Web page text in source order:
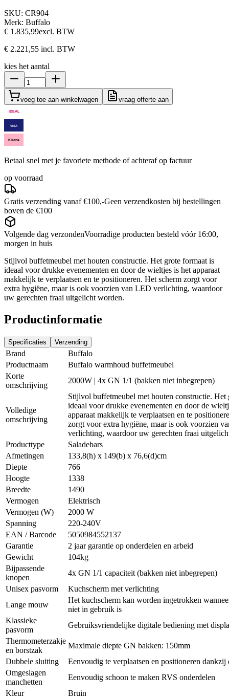
SKU: CR904
Merk: Buffalo
€ 1.835,99excl. BTW
€ 2.221,55 incl. BTW
kies het aantal
voeg toe aan winkelwagen vraag offerte aan
iDEAL
VISA
Klarna
Betaal snel met je favoriete methode of achteraf op factuur
op voorraad
Gratis verzending vanaf €100,-Geen verzendkosten bij bestellingen
boven de €100
Volgende dag verzondenVoorradige producten besteld vóór 16:00,
morgen in huis
Stijlvol buffetmeubel met houten constructie. Het grote formaat is
ideaal voor drukke evenementen en door de wieltjes is het apparaat
makkelijk te verplaatsen en te positioneren. Het scherm zorgt voor
extra hygiëne, maar is ook voorzien van LED verlichting, waardoor
uw gerechten fraai uitgelicht worden.
Productinformatie
Specificaties Verzending
Brand
Buffalo
Productnaam
Buffalo warmhoud buffetmeubel
Korte
omschrijving
2000W | 4x GN 1/1 (bakken niet inbegrepen)
Volledige
omschrijving
Stijlvol buffetmeubel met houten constructie. Het
ideaal voor drukke evenementen en door de
apparaat makkelijk te verplaatsen en te
zorgt voor extra hygiëne, maar is ook voorzien
verlichting, waardoor uw gerechten fraai
Producttype
Saladebars
Afmetingen
133,8(h) x 149(b) x 76,6(d)cm
Diepte
766
Hoogte
1338
Breedte
1490
Vermogen
Elektrisch
Vermogen (W)
2000 W
Spanning
220-240V
EAN / Barcode
5050984552137
Garantie
2 jaar garantie op onderdelen en arbeid
Gewicht
104kg
Bijpassende
knopen
4x GN 1/1 capaciteit (bakken niet inbegrepen)
Unisex pasvorm
Kuchscherm met verlichting
Lange mouw
Het kuchscherm kan worden ingetrokken
niet in gebruik is
Klassieke
pasvorm
Gebruiksvriendelijke digitale bediening met
Thermometerzakje
en borstzak
Maximale diepte GN bakken: 150mm
Dubbele sluiting
Eenvoudig te verplaatsen en positioneren dankzij
Omgeslagen
manchetten
Eenvoudig schoon te maken RVS onderdelen
Kleur
Bruin